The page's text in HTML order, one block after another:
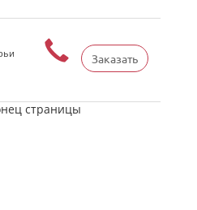
Заказать
страницы